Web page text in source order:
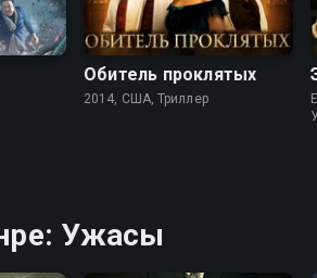
Обитель проклятых
2014, США, Триллер
Ужасы